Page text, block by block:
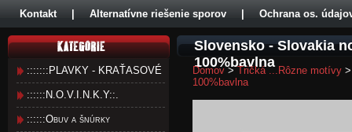
Kontakt Alternatívne riešenie sporov Ochrana os.
:::::::PLAVKY - KRAŤASOVÉ
::::::N.O.V.I.N.K.Y::.
::::::Obuv a šnúrky
Slovensko - Slovakia
100%bavlna
Domov>Tričká ...Rôzne motívy
100%bavlna